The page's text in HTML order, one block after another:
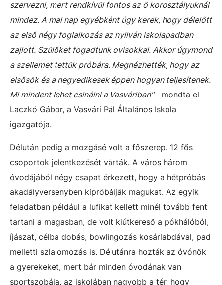
szervezni, mert rendkívül fontos az ő korosztályuknál
mindez. A mai nap egyébként úgy kerek, hogy délelőtt
az első négy foglalkozás az nyilván iskolapadban
zajlott. Szülőket fogadtunk ovisokkal. Akkor úgymond
a szellemet tettük próbára. Megnézhették, hogy az
elsősök és a negyedikesek éppen hogyan teljesítenek.
Mi mindent lehet csinálni a Vasváriban"- mondta el
Laczkó Gábor, a Vasvári Pál Általános Iskola
igazgatója.
Délután pedig a mozgásé volt a főszerep. 12 fős
csoportok jelentkezését várták. A város három
óvodájából négy csapat érkezett, hogy a hétpróbás
akadályversenyben kipróbálják magukat. Az egyik
feladatban például a lufikat kellett minél tovább fent
tartani a magasban, de volt kiútkereső a pókhálóból,
íjászat, célba dobás, bowlingozás kosárlabdával, pad
melletti szlalomozás is. Délutánra hozták az óvónők
a gyerekeket, mert bár minden óvodának van
sportszobája, az iskolában nagyobb a tér, hogy